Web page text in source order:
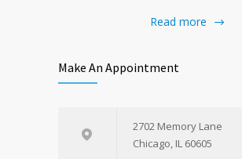
Read more
Make An Appointment
2702 Memory Lane
Chicago, IL 60605